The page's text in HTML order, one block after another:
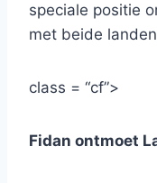
speciale positie
met beide
class = “cf”>
Fidan ontmoet